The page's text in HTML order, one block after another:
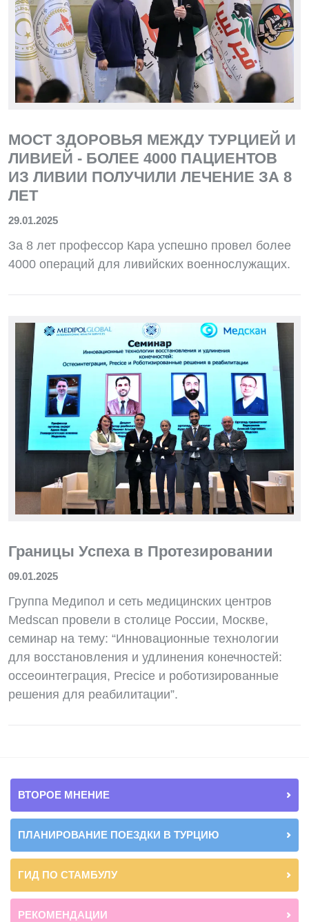
МОСТ ЗДОРОВЬЯ МЕЖДУ ТУРЦИЕЙ И
ЛИВИЕЙ - БОЛЕЕ 4000 ПАЦИЕНТОВ
ИЗ ЛИВИИ ПОЛУЧИЛИ ЛЕЧЕНИЕ ЗА 8
ЛЕТ
29.01.2025
За 8 лет профессор Кара успешно провел более
4000 операций для ливийских военнослужащих.
Границы Успеха в Протезировании
09.01.2025
Группа Медипол и сеть медицинских центров
Medscan провели в столице России, Москве,
семинар на тему: “Инновационные технологии
для восстановления и удлинения конечностей:
оссеоинтеграция, Precice и роботизированные
решения для реабилитации”.
ВТОРОЕ МНЕНИЕ
ПЛАНИРОВАНИЕ ПОЕЗДКИ В ТУРЦИЮ
ГИД ПО СТАМБУЛУ
РЕКОМЕНДАЦИИ